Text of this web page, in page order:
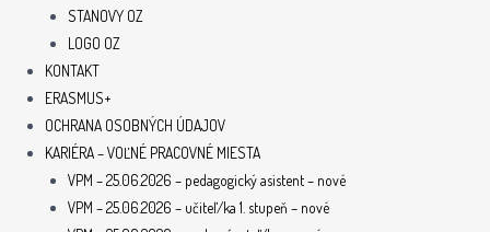
STANOVY OZ
LOGO OZ
KONTAKT
ERASMUS+
OCHRANA OSOBNÝCH ÚDAJOV
KARIÉRA – VOĽNÉ PRACOVNÉ MIESTA
VPM – 25.06.2026 – pedagogický asistent – nové
VPM – 25.06.2026 – učiteľ/ka 1. stupeň – nové